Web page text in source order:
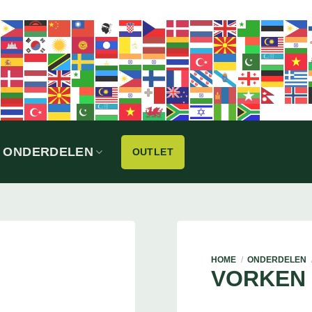
ONDERDELEN OUTLET
HOME / ONDERDELEN